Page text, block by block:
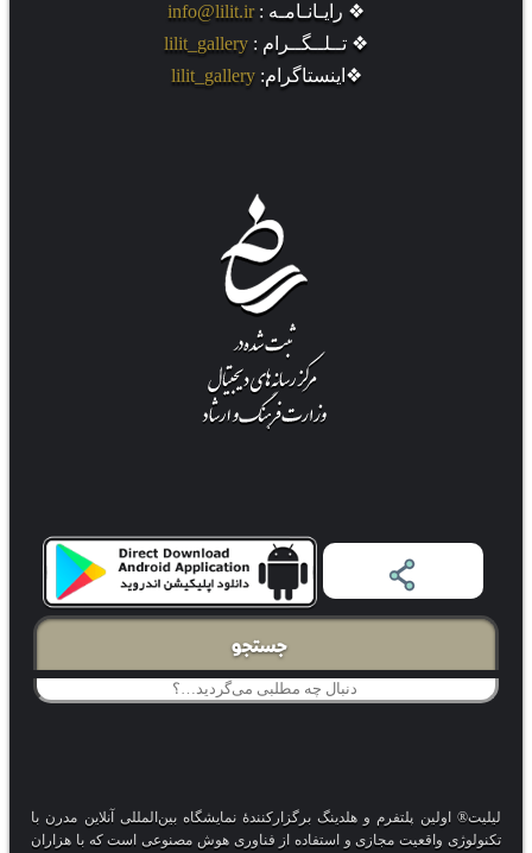
❖ رایـانـامـه : info@lilit.ir
❖ تــلــگــرام : lilit_gallery
❖اینستاگرام: lilit_gallery
جستجو
لیلیت® اولین پلتفرم و هلدینگ برگزارکنندهٔ نمایشگاه بین‌المللی آنلاین مدرن با
تکنولوژی واقعیت مجازی و استفاده از فناوری هوش مصنوعی است که با هزاران